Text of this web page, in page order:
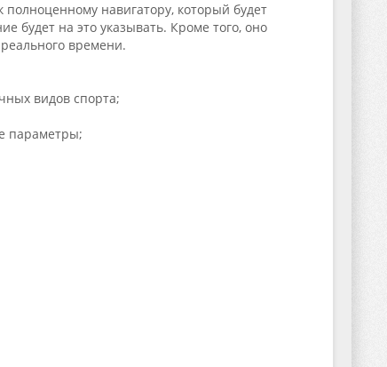
навигатору, который будет
будет на это указывать. Кроме того, оно
времени.
видов спорта;
параметры;